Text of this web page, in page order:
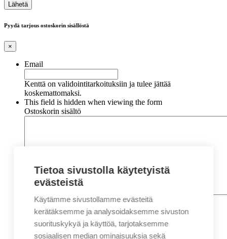
Pyydä tarjous ostoskorin sisällöstä
×
Email
Kenttä on validointitarkoituksiin ja tulee jättää
koskemattomaksi.
This field is hidden when viewing the form
Ostoskorin sisältö
Nimi*
Etunimi
Sukunimi
Tietoa sivustolla käytetyistä
evästeistä
Käytämme sivustollamme evästeitä
kerätäksemme ja analysoidaksemme sivuston
suorituskykyä ja käyttöä, tarjotaksemme
sosiaalisen median ominaisuuksia sekä